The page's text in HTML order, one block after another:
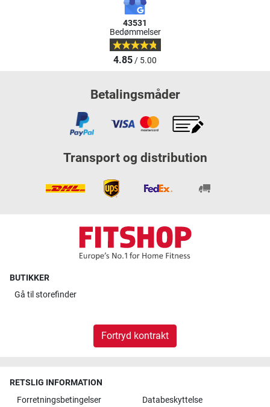
43531
Bedømmelser
4.85/ 5.00
Betalingsmåder
Transport og distribution
BUTIKKER
Gå til storefinder
Fortryd kontrakt
RETSLIG INFORMATION
Forretningsbetingelser
Databeskyttelse